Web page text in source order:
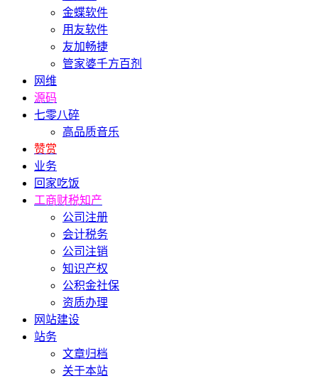
金蝶软件
用友软件
友加畅捷
管家婆千方百剂
网维
源码
七零八碎
高品质音乐
赞赏
业务
回家吃饭
工商财税知产
公司注册
会计税务
公司注销
知识产权
公积金社保
资质办理
网站建设
站务
文章归档
关于本站